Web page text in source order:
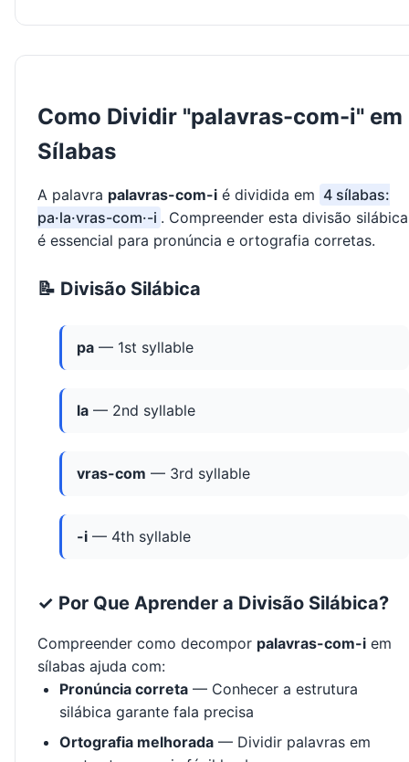
Como Dividir "palavras-com-i" em
Sílabas
A palavra palavras-com-i é dividida em 4 sílabas:
pa·la·vras-com·-i . Compreender esta divisão silábica
é essencial para pronúncia e ortografia corretas.
📝 Divisão Silábica
pa — 1st syllable
la — 2nd syllable
vras-com — 3rd syllable
-i — 4th syllable
✓ Por Que Aprender a Divisão Silábica?
Compreender como decompor palavras-com-i em
sílabas ajuda com:
Pronúncia correta — Conhecer a estrutura
silábica garante fala precisa
Ortografia melhorada — Dividir palavras em